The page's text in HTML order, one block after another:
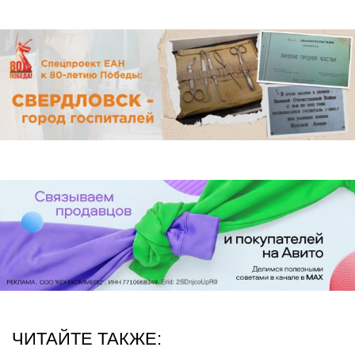
ЧИТАЙТЕ ТАКЖЕ: